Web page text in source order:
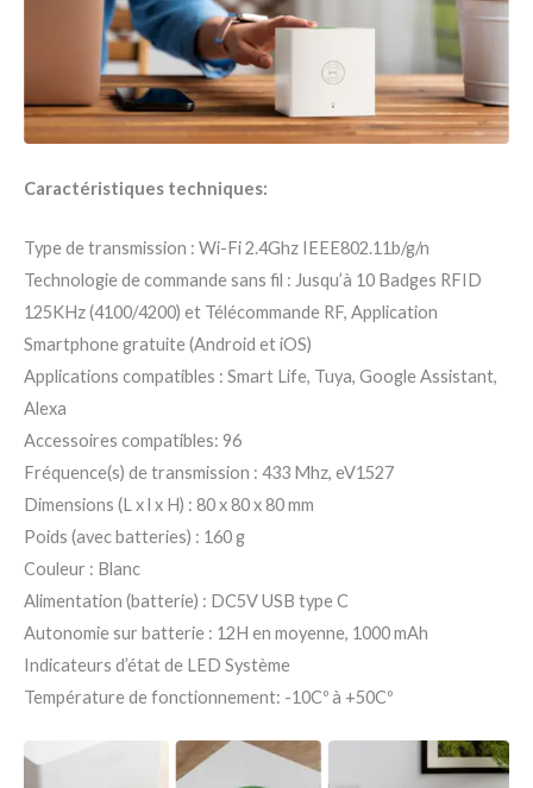
Caractéristiques techniques:
Type de transmission : Wi-Fi 2.4Ghz IEEE802.11b/g/n
Technologie de commande sans fil : Jusqu’à 10 Badges RFID
125KHz (4100/4200) et Télécommande RF, Application
Smartphone gratuite (Android et iOS)
Applications compatibles : Smart Life, Tuya, Google Assistant,
Alexa
Accessoires compatibles: 96
Fréquence(s) de transmission : 433 Mhz, eV1527
Dimensions (L x l x H) : 80 x 80 x 80 mm
Poids (avec batteries) : 160 g
Couleur : Blanc
Alimentation (batterie) : DC5V USB type C
Autonomie sur batterie : 12H en moyenne, 1000 mAh
Indicateurs d’état de LED Système
Température de fonctionnement: -10Cº à +50Cº